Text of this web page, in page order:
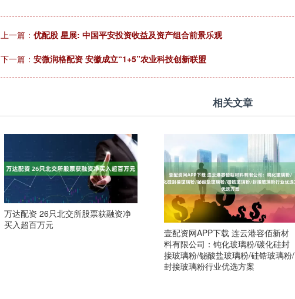
上一篇： 优配股 星展: 中国平安投资收益及资产组合前景乐观
下一篇： 安微润格配资 安徽成立“1+5”农业科技创新联盟
相关文章
万达配资 26只北交所股票获融资净
买入超百万元
壹配资网APP下载 连云港容佰新材
料有限公司：钝化玻璃粉/碳化硅封
接玻璃粉/铋酸盐玻璃粉/硅锆玻璃粉/
封接玻璃粉行业优选方案